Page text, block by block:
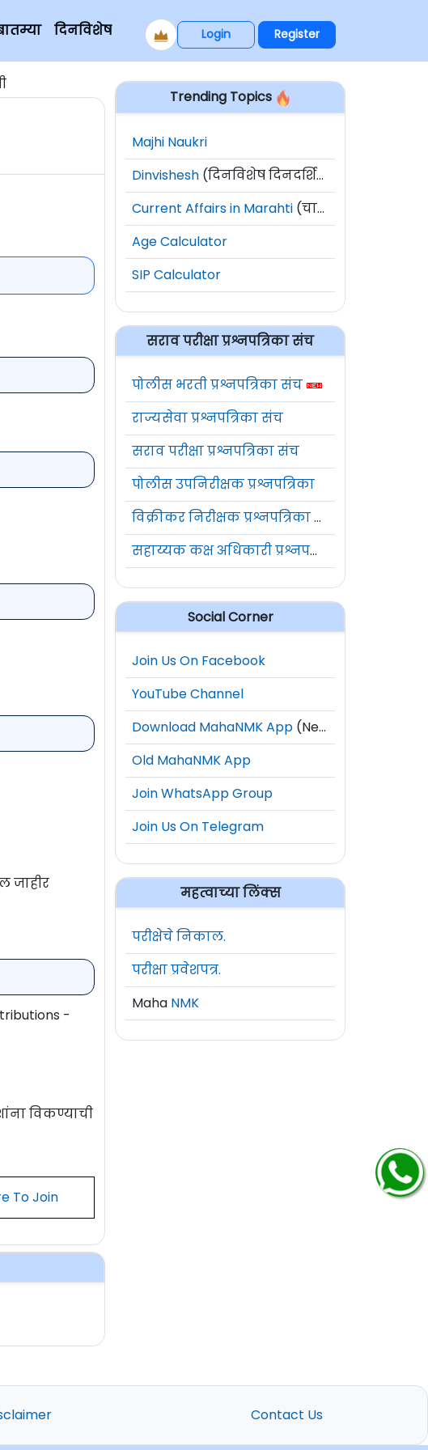
दिनविशेष Login Register
जाहीर
-
विकण्याची
To Join
Trending Topics
Majhi Naukri
Dinvishesh (दिनविशेष दिनदर्शिका)
Current Affairs in Marahti (चालू घडामोडी)
Age Calculator
SIP Calculator
सराव परीक्षा प्रश्नपत्रिका संच
पोलीस भरती प्रश्नपत्रिका संच
राज्यसेवा प्रश्नपत्रिका संच
सराव परीक्षा प्रश्नपत्रिका संच
पोलीस उपनिरीक्षक प्रश्नपत्रिका
विक्रीकर निरीक्षक प्रश्नपत्रिका संच
सहाय्यक कक्ष अधिकारी प्रश्नपत्रिका संच
Social Corner
Join Us On Facebook
YouTube Channel
Download MahaNMK App (New)
Old MahaNMK App
Join WhatsApp Group
Join Us On Telegram
महत्वाच्या लिंक्स
परीक्षेचे निकाल.
परीक्षा प्रवेशपत्र.
Maha NMK
Contact Us